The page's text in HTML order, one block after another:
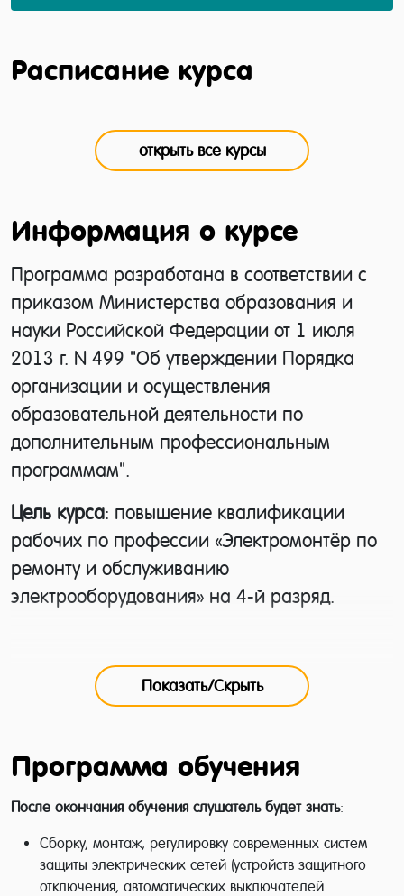
Расписание курса
открыть все курсы
Информация о курсе
Программа разработана в соответствии с
приказом Министерства образования и
науки Российской Федерации от 1 июля
2013 г. N 499 "Об утверждении Порядка
организации и осуществления
образовательной деятельности по
дополнительным профессиональным
программам".
Цель курса: повышение квалификации
рабочих по профессии «Электромонтёр по
ремонту и обслуживанию
электрооборудования» на 4-й разряд.
промышленных предприятий, в сфере
строительства и жкх, выпускники учебных
по профессии «Электромонтёр по ремонту и
обслуживанию электрооборудования».
Показать/Скрыть
Программа обучения
После окончания обучения слушатель будет знать:
Сборку, монтаж, регулировку современных систем
защиты электрических сетей (устройств защитного
отключения, автоматических выключателей